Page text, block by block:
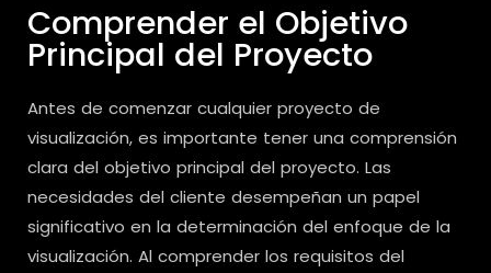
Comprender el Objetivo
Principal del Proyecto
Antes de comenzar cualquier proyecto de
visualización, es importante tener una comprensión
clara del objetivo principal del proyecto. Las
necesidades del cliente desempeñan un papel
significativo en la determinación del enfoque de la
visualización. Al comprender los requisitos del